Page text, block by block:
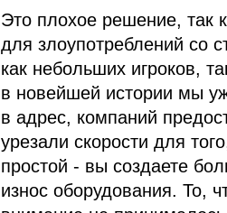
Это плохое решение, так
для злоупотреблений со
как небольших игроков,
в новейшей истории мы
в адрес, компаний
урезали скорости для
простой - вы создаете
износ оборудования. То,